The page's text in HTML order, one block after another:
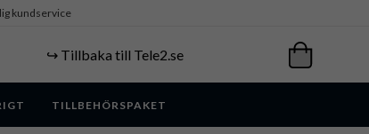
kundservice
↪️ Tillbaka till Tele2.se
TILLBEHÖRSPAKET